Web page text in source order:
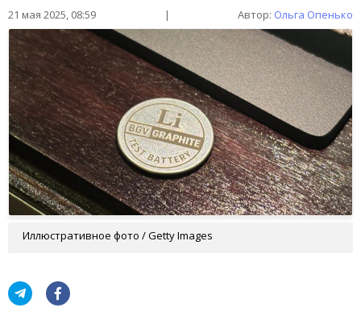
21 мая 2025, 08:59 | Автор: Ольга Опенько
Иллюстративное фото / Getty Images